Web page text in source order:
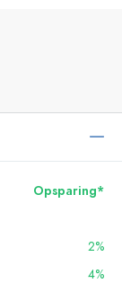
Opsparing*
2%
4%